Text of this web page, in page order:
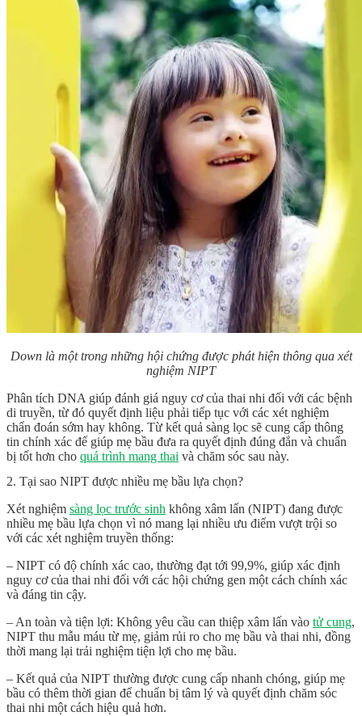
Down là một trong những hội chứng được phát hiện thông qua xét
nghiệm NIPT
Phân tích DNA giúp đánh giá nguy cơ của thai nhi đối với các bệnh
di truyền, từ đó quyết định liệu phải tiếp tục với các xét nghiệm
chẩn đoán sớm hay không. Từ kết quả sàng lọc sẽ cung cấp thông
tin chính xác để giúp mẹ bầu đưa ra quyết định đúng đắn và chuẩn
bị tốt hơn cho quá trình mang thai và chăm sóc sau này.
2. Tại sao NIPT được nhiều mẹ bầu lựa chọn?
Xét nghiệm sàng lọc trước sinh không xâm lấn (NIPT) đang được
nhiều mẹ bầu lựa chọn vì nó mang lại nhiều ưu điểm vượt trội so
với các xét nghiệm truyền thống:
– NIPT có độ chính xác cao, thường đạt tới 99,9%, giúp xác định
nguy cơ của thai nhi đối với các hội chứng gen một cách chính xác
và đáng tin cậy.
– An toàn và tiện lợi: Không yêu cầu can thiệp xâm lấn vào tử cung,
NIPT thu mẫu máu từ mẹ, giảm rủi ro cho mẹ bầu và thai nhi, đồng
thời mang lại trải nghiệm tiện lợi cho mẹ bầu.
– Kết quả của NIPT thường được cung cấp nhanh chóng, giúp mẹ
bầu có thêm thời gian để chuẩn bị tâm lý và quyết định chăm sóc
thai nhi một cách hiệu quả hơn.